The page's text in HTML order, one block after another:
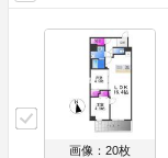
画像：20枚